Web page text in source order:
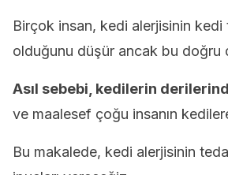
Birçok insan, kedi alerjisinin kedi
olduğunu düşür ancak bu doğru
Asıl sebebi, kedilerin
ve maalesef çoğu insanın
Bu makalede, kedi alerjisinin